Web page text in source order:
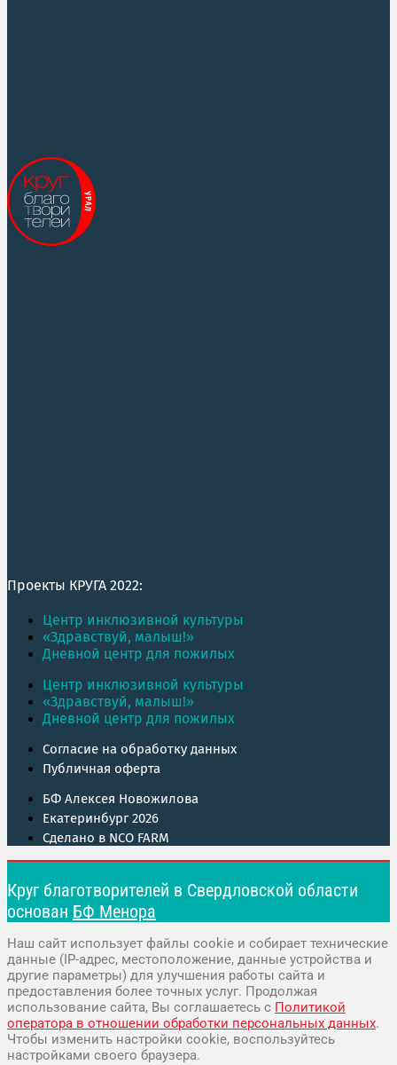
Проекты КРУГА 2022:
Центр инклюзивной культуры
«Здравствуй, малыш!»
Дневной центр для пожилых
Центр инклюзивной культуры
«Здравствуй, малыш!»
Дневной центр для пожилых
Согласие на обработку данных
Публичная оферта
БФ Алексея Новожилова
Екатеринбург 2026
Сделано в NCO FARM
Круг благотворителей в Свердловской области
основан БФ Менора
Наш сайт использует файлы cookie и собирает технические
данные (IP-адрес, местоположение, данные устройства и
другие параметры) для улучшения работы сайта и
предоставления более точных услуг. Продолжая
использование сайта, Вы соглашаетесь с Политикой
оператора в отношении обработки персональных данных.
Чтобы изменить настройки cookie, воспользуйтесь
настройками своего браузера.